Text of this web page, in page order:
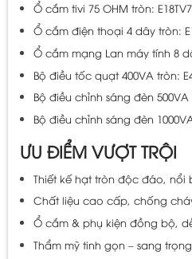
Ổ cắm tivi 75 OHM tròn:
Ổ cắm điện thoại 4 dây tròn:
Ổ cắm mạng Lan máy tính 8
Bộ điều tốc quạt 400VA tròn:
Bộ điều chỉnh sáng đèn 500VA
Bộ điều chỉnh sáng đèn
ƯU ĐIỂM VƯỢT TRỘI
Thiết kế hạt tròn độc đáo,
Chất liệu cao cấp, chống
Ổ cắm & phụ kiện đồng bộ,
Thẩm mỹ tinh gọn – sang